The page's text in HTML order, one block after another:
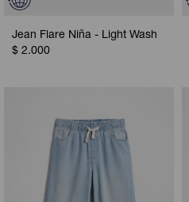
Jean Flare Niña - Light Wash
$ 2.000